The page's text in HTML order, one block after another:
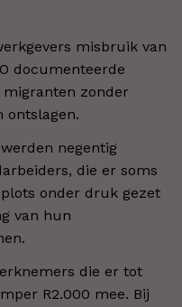
misbruik van
documenteerde
zonder
ontslagen.
negentig
die er soms
onder druk gezet
van hun
die er tot
R2.000 mee. Bij